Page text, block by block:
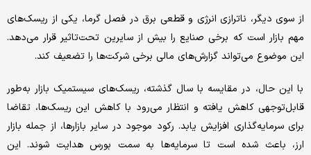
از سوی دیگر، ناترازی انرژی و قطعی برق در فصل گرما، یکی از ریسک‌‌‌های
مهم بازار است که برخی صنایع را بیش از سایرین تحت‌تاثیر قرار می‌دهد.
این موضوع می‌‌‌تواند گزارش‌‌‌های مالی برخی شرکت‌ها را تضعیف کند.
با این حال، در مقایسه با سال گذشته، ریسک‌‌‌های سیستمیک بازار به‌‌‌طور
قابل‌‌‌توجهی کاهش یافته و انتظار می‌رود با کاهش این ریسک‌‌‌ها، تقاضا
برای سرمایه‌گذاری افزایش یابد. رکود موجود در سایر بازارها، از جمله بازار
ارز، باعث شده است تا سرمایه‌‌‌ها به سمت بورس هدایت شوند. این